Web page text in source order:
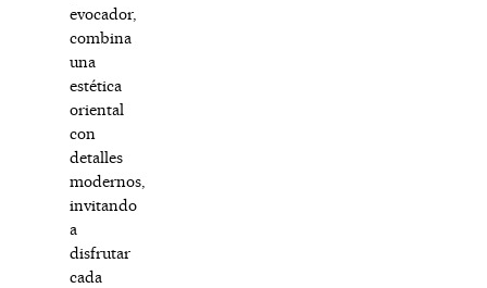
evocador,
combina
una
estética
oriental
con
detalles
modernos,
invitando
a
disfrutar
cada